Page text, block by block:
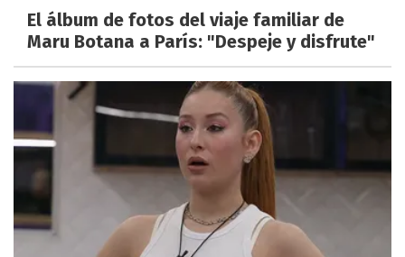
El álbum de fotos del viaje familiar de
Maru Botana a París: "Despeje y disfrute"